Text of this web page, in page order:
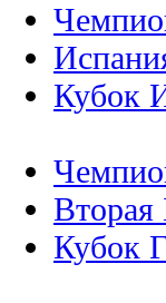
Кубок
Вторая
Кубок